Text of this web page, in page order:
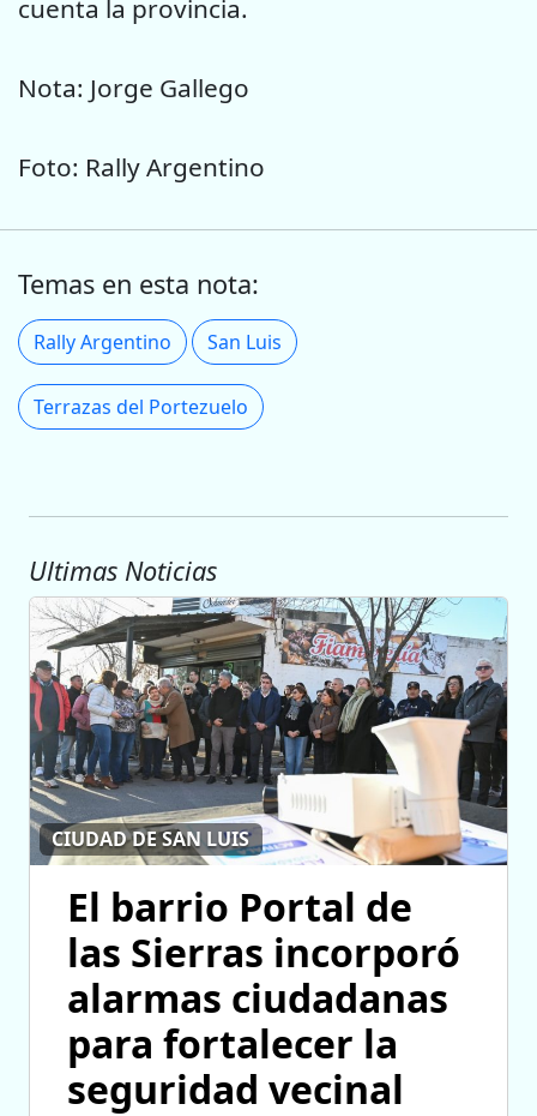
cuenta la provincia.
Nota: Jorge Gallego
Foto: Rally Argentino
Temas en esta nota:
Rally Argentino San Luis
Terrazas del Portezuelo
Ultimas Noticias
CIUDAD DE SAN LUIS
El barrio Portal de
las Sierras incorporó
alarmas ciudadanas
para fortalecer la
seguridad vecinal